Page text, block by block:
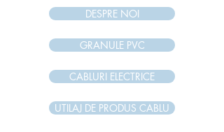
DESPRE NOI
GRANULE PVC
CABLURI ELECTRICE
UTILAJ DE PRODUS CABLU